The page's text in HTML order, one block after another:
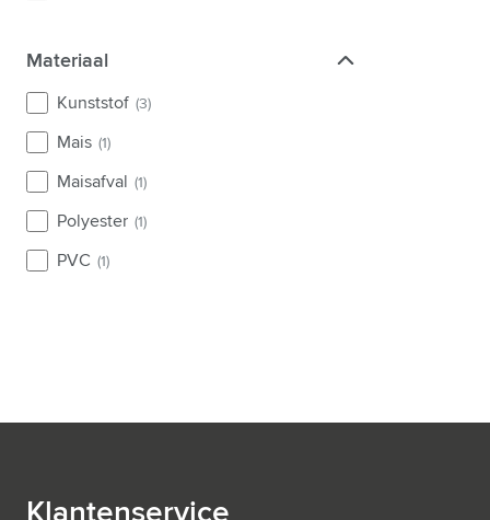
Materiaal
Materiaal
Kunststof (3)
Mais (1)
Maisafval (1)
Polyester (1)
PVC (1)
Klantenservice